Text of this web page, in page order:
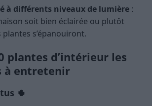
à différents niveaux de lumière :
soit bien éclairée ou plutôt
plantes s’épanouiront.
plantes d’intérieur les
à entretenir
🌵